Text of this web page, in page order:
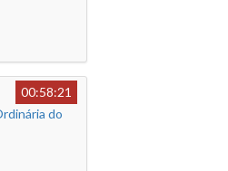
00:58:21
do